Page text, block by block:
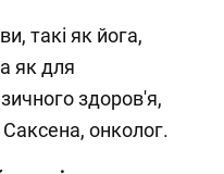
такі як йога,
як для
здоров'я,
онколог.